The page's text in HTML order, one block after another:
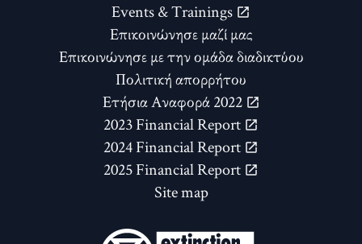
Events & Trainings
Επικοινώνησε μαζί μας
Επικοινώνησε με την ομάδα διαδικτύου
Πολιτική απορρήτου
Ετήσια Αναφορά 2022
2023 Financial Report
2024 Financial Report
2025 Financial Report
Site map